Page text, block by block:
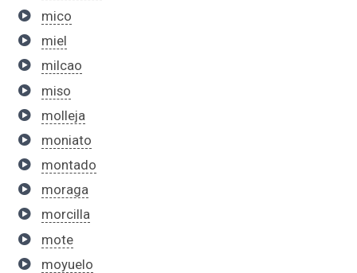
mico
miel
milcao
miso
molleja
moniato
montado
moraga
morcilla
mote
moyuelo